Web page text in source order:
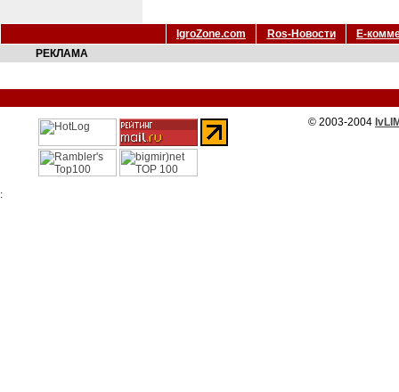
IgroZone.com Ros-Новости
Е-
РЕКЛАМА
© 2003-2004
: